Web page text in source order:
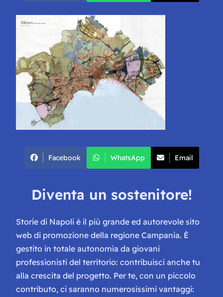
Facebook WhatsApp Email
Diventa un sostenitore!
Storie di Napoli è il più grande ed autorevole sito
web di promozione della regione Campania. È
gestito in totale autonomia da giovani
professionisti del territorio: contribuisci anche tu
alla crescita del progetto. Per te, con un piccolo
contributo, ci saranno numerosissimi vantaggi: